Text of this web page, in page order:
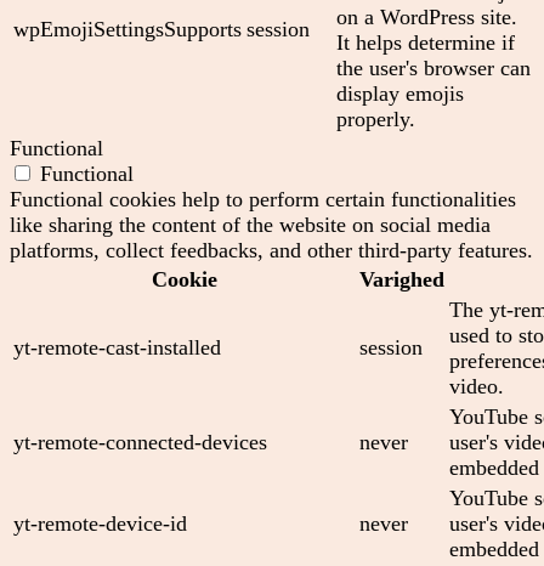
wpEmojiSettingsSupports session
on a WordPress site.
It helps determine if
the user's browser can
display emojis
properly.
Functional
Functional
Functional cookies help to perform certain functionalities
like sharing the content of the website on social media
platforms, collect feedbacks, and other third-party features.
Cookie
Varighed
yt-remote-cast-installed session
The yt-
used to
video.
yt-remote-connected-devices never
YouTube
user's
yt-remote-device-id never
YouTube
user's